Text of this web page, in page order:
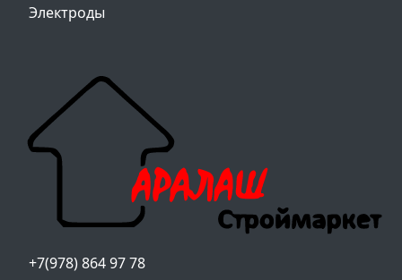
Электроды
+7(978) 864 97 78